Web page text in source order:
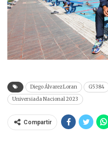
Diego Álvarez Loran G5384
Universiada Nacional 2023
Compartir